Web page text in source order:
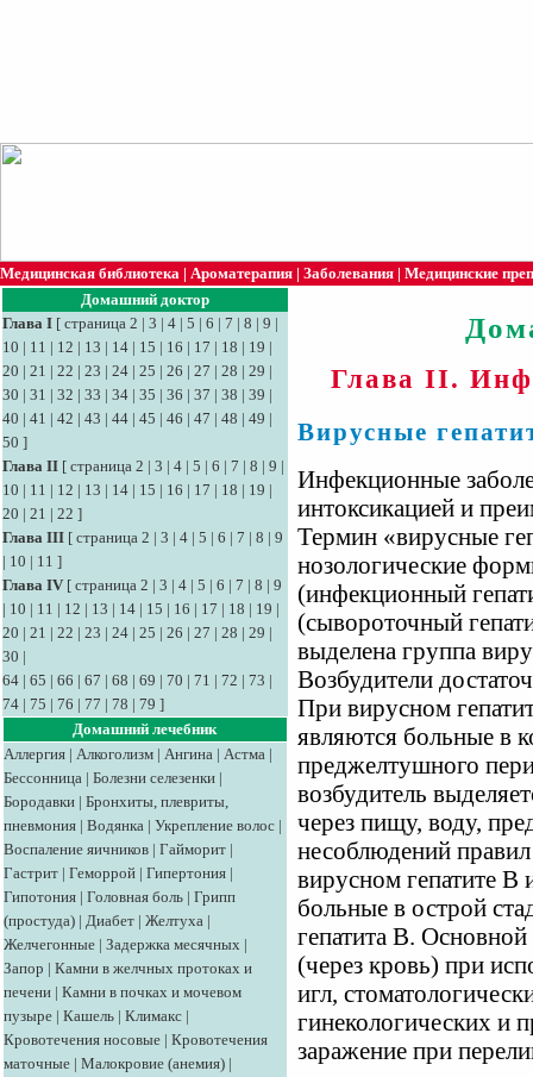
Медицинская библиотека | Ароматерапия | Заболевания | Медицинские
Домашний доктор
Глава I [ страница 2 | 3 | 4 | 5 | 6 | 7 | 8 | 9 |
10 | 11 | 12 | 13 | 14 | 15 | 16 | 17 | 18 | 19 |
20 | 21 | 22 | 23 | 24 | 25 | 26 | 27 | 28 | 29 |
30 | 31 | 32 | 33 | 34 | 35 | 36 | 37 | 38 | 39 |
40 | 41 | 42 | 43 | 44 | 45 | 46 | 47 | 48 | 49 |
50 ]
Глава II [ страница 2 | 3 | 4 | 5 | 6 | 7 | 8 | 9 |
10 | 11 | 12 | 13 | 14 | 15 | 16 | 17 | 18 | 19 |
20 | 21 | 22 ]
Глава III [ страница 2 | 3 | 4 | 5 | 6 | 7 | 8 | 9
| 10 | 11 ]
Глава IV [ страница 2 | 3 | 4 | 5 | 6 | 7 | 8 | 9
| 10 | 11 | 12 | 13 | 14 | 15 | 16 | 17 | 18 | 19 |
20 | 21 | 22 | 23 | 24 | 25 | 26 | 27 | 28 | 29 |
30 |
64 | 65 | 66 | 67 | 68 | 69 | 70 | 71 | 72 | 73 |
74 | 75 | 76 | 77 | 78 | 79 ]
Домашний лечебник
Аллергия | Алкоголизм | Ангина | Астма |
Бессонница | Болезни селезенки |
Бородавки | Бронхиты, плевриты,
пневмония | Водянка | Укрепление волос |
Воспаление яичников | Гайморит |
Гастрит | Геморрой | Гипертония |
Гипотония | Головная боль | Грипп
(простуда) | Диабет | Желтуха |
Желчегонные | Задержка месячных |
Запор | Камни в желчных протоках и
печени | Камни в почках и мочевом
пузыре | Кашель | Климакс |
Кровотечения носовые | Кровотечения
маточные | Малокровие (анемия) |
Глава II.
Вирусные
Инфекционные
интоксикацией и
Термин «вирусные
нозологические
(инфекционный
(сывороточный
выделена группа
Возбудители
При вирусном
являются больные в
преджелтушного
возбудитель
через пищу, воду,
несоблюдений
вирусном гепатите В
больные в острой
гепатита В.
(через кровь) при
игл,
гинекологических и
заражение при